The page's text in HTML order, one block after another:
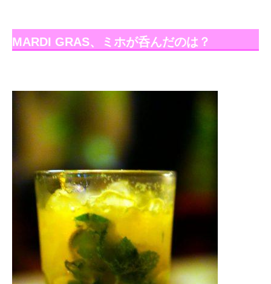
MARDI GRAS、ミホが呑んだのは？